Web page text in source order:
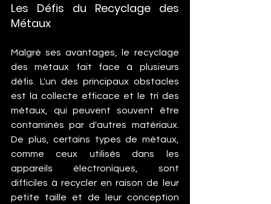
Les Défis du Recyclage des
Métaux
Malgré ses avantages, le recyclage
des métaux fait face à plusieurs
défis. L'un des principaux obstacles
est la collecte efficace et le tri des
métaux, qui peuvent souvent être
contaminés par d'autres matériaux.
De plus, certains types de métaux,
comme ceux utilisés dans les
appareils électroniques, sont
difficiles à recycler en raison de leur
petite taille et de leur conception